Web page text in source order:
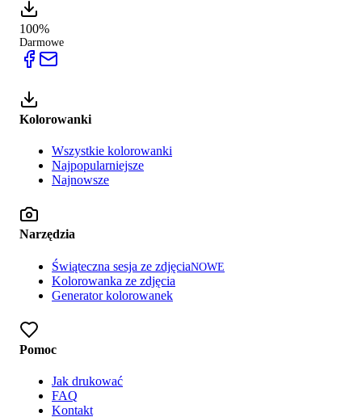
100%
Darmowe
Kolorowanki
Wszystkie kolorowanki
Najpopularniejsze
Najnowsze
Narzędzia
Świąteczna sesja ze zdjęciaNOWE
Kolorowanka ze zdjęcia
Generator kolorowanek
Pomoc
Jak drukować
FAQ
Kontakt